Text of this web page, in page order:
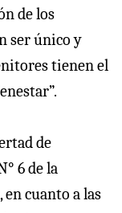
de los
ser único y
tienen el
de
6 de la
cuanto a las